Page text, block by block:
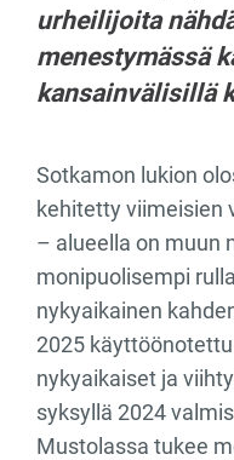
urheilijoita
menestymässä
kansainvälisillä
Sotkamon lukion
kehitetty viimeisien
– alueella on muun
monipuolisempi
nykyaikainen
2025
nykyaikaiset ja
syksyllä 2024
Mustolassa tukee